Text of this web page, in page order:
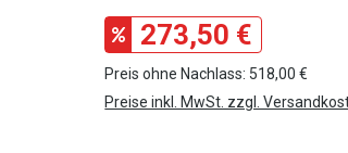
273,50 €
Preis ohne Nachlass: 518,00 €
Preise inkl. MwSt. zzgl.